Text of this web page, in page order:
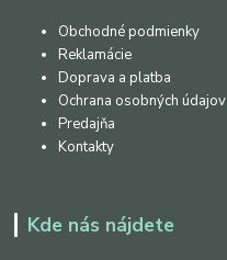
Obchodné podmienky
Reklamácie
Doprava a platba
Ochrana osobných údajov
Predajňa
Kontakty
Kde nás nájdete